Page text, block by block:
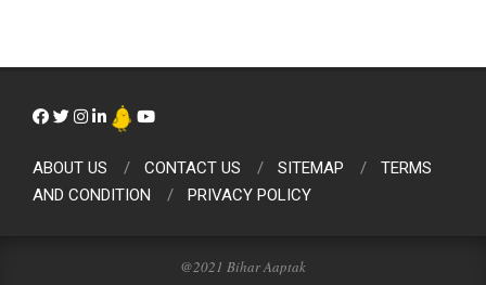
ABOUT US CONTACT US SITEMAP
TERMS
AND CONDITION
PRIVACY POLICY
@2021 Bihar Aaptak